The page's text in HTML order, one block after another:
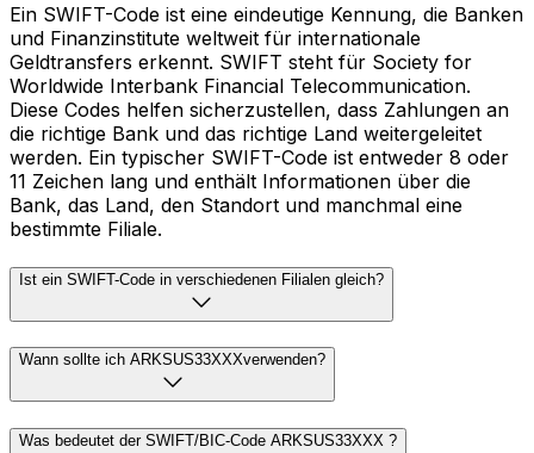
Ein SWIFT-Code ist eine eindeutige Kennung, die Banken
und Finanzinstitute weltweit für internationale
Geldtransfers erkennt. SWIFT steht für Society for
Worldwide Interbank Financial Telecommunication.
Diese Codes helfen sicherzustellen, dass Zahlungen an
die richtige Bank und das richtige Land weitergeleitet
werden. Ein typischer SWIFT-Code ist entweder 8 oder
11 Zeichen lang und enthält Informationen über die
Bank, das Land, den Standort und manchmal eine
bestimmte Filiale.
Ist ein SWIFT-Code in verschiedenen Filialen gleich?
Wann sollte ich ARKSUS33XXXverwenden?
Was bedeutet der SWIFT/BIC-Code ARKSUS33XXX ?